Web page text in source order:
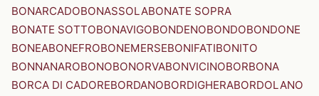
BONARCADOBONASSOLABONATE SOPRA
BONATE SOTTOBONAVIGOBONDENOBONDOBONDONE
BONEABONEFROBONEMERSEBONIFATIBONITO
BONNANAROBONOBONORVABONVICINOBORBONA
BORCA DI CADOREBORDANOBORDIGHERABORDOLANO